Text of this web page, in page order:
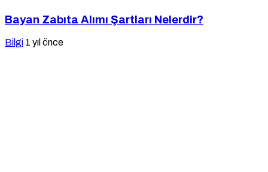
Bayan Zabıta Alımı Şartları Nelerdir?
Bilgi 1 yıl önce